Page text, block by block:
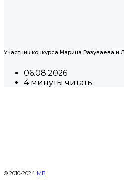
Участник конкурса Марина Разуваева и
06.08.2026
4 минуты читать
© 2010-2024 МВ